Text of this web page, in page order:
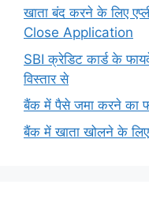
खाता बंद करने के लिए
Close Application
SBI क्रेडिट कार्ड के
विस्तार से
बैंक में पैसे जमा करने का
बैंक में खाता खोलने के लिए